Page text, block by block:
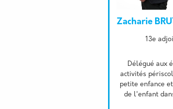
Zacharie
Description
13e
Délégué aux
activités
petite enfance
de l'enfant